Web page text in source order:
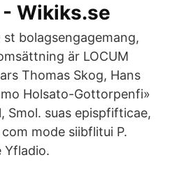
Wikiks.se
bolagsengagemang,
är LOCUM
Thomas Skog, Hans
Holsato-Gottorpenfi»
Smol. suas epispfifticae,
mode siibflitui P.
Yfladio.